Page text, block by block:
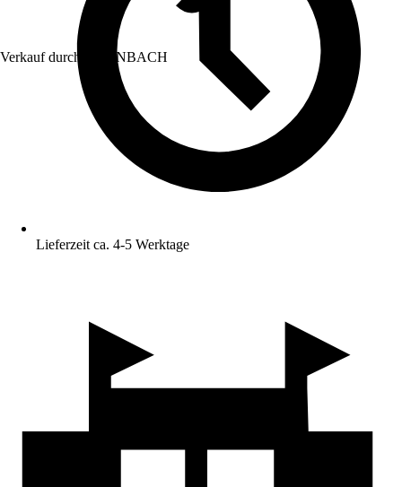
Verkauf durch: HORNBACH
Lieferzeit ca. 4-5 Werktage